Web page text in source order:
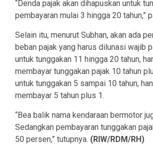
“Denda pajak akan dihapuskan untuk
pembayaran mulai 3 hingga 20 tahun,”
Selain itu, menurut Subhan, akan ada
beban pajak yang harus dilunasi wajib
untuk tunggakan 11 hingga 20 tahun,
membayar tunggakan pajak 10 tahun
untuk tunggakan 5 sampai 10 tahun,
membayar 5 tahun plus 1.
“Bea balik nama kendaraan bermotor
Sedangkan pembayaran tunggakan
50 persen,” tutupnya. (RIW/RDM/RH)